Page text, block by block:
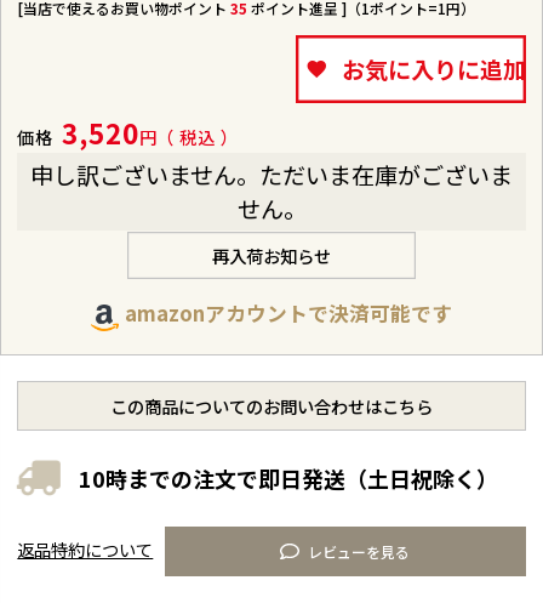
[当店で使えるお買い物ポイント 35 ポイント進呈 ]（1ポイント=1円）
価格 3,520 税込
申し訳ございません。ただいま在庫がございま
せん。
お気に入りに追加
再入荷お知らせ
amazonアカウントで決済可能です
10時までの注文で即日発送（土日祝除く）
この商品についてのお問い合わせはこちら
レビューを見る
返品特約について